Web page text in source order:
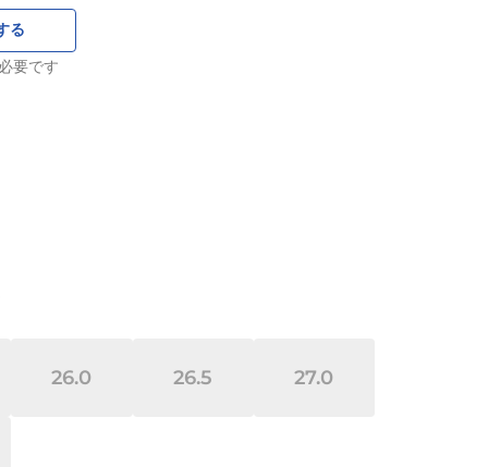
る
要です
26.0 26.5 27.0